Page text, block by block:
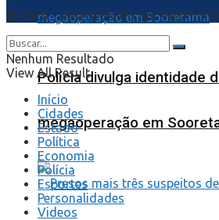
Polícia divulga identidade
megaoperação em
© 2020 - Desenvolvido por
Nenhum Resultado
View All Result
Início
Cidades
Estado
Política
Economia
Polícia
Esportes
Personalidades
Videos